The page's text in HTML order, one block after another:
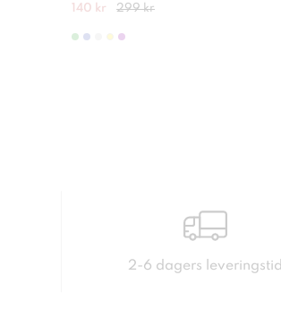
140 kr 299 kr
2-6 dagers leveringstid